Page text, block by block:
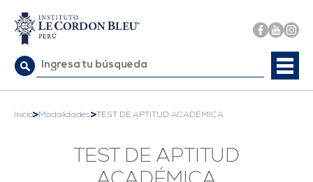
Buscar:
Inicio>Modalidades>TEST DE APTITUD ACADÉMICA
TEST DE APTITUD